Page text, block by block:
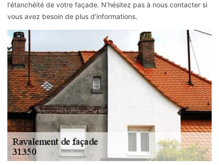
l'étanchéité de votre façade. N'hésitez pas à nous contacter si
vous avez besoin de plus d'informations.